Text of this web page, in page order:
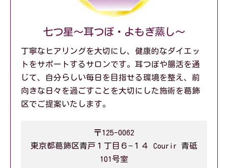
七つ星～耳つぼ・よもぎ蒸し～
丁寧なヒアリングを大切にし、健康的なダイエッ
トをサポートするサロンです。耳つぼや腸活を通
じて、自分らしい毎日を目指せる環境を整え、前
向きな日々を過ごすことを大切にした施術を葛飾
区でご提案いたします。
〒125-0062
東京都葛飾区青戸１丁目６−１４ Courir 青砥
101号室